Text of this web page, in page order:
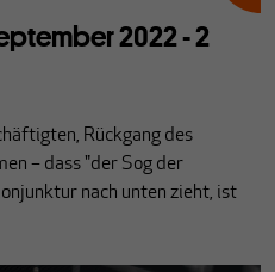
2022 - 2
Rückgang des
– dass "der Sog der
nach unten zieht, ist